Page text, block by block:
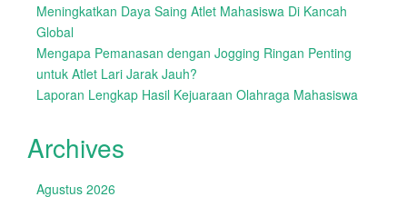
Meningkatkan Daya Saing Atlet Mahasiswa Di Kancah
Global
Mengapa Pemanasan dengan Jogging Ringan Penting
untuk Atlet Lari Jarak Jauh?
Laporan Lengkap Hasil Kejuaraan Olahraga Mahasiswa
Archives
Agustus 2026